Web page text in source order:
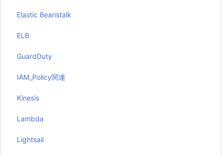
Elastic Beanstalk
ELB
GuardDuty
IAM_Policy関連
Kinesis
Lambda
Lightsail